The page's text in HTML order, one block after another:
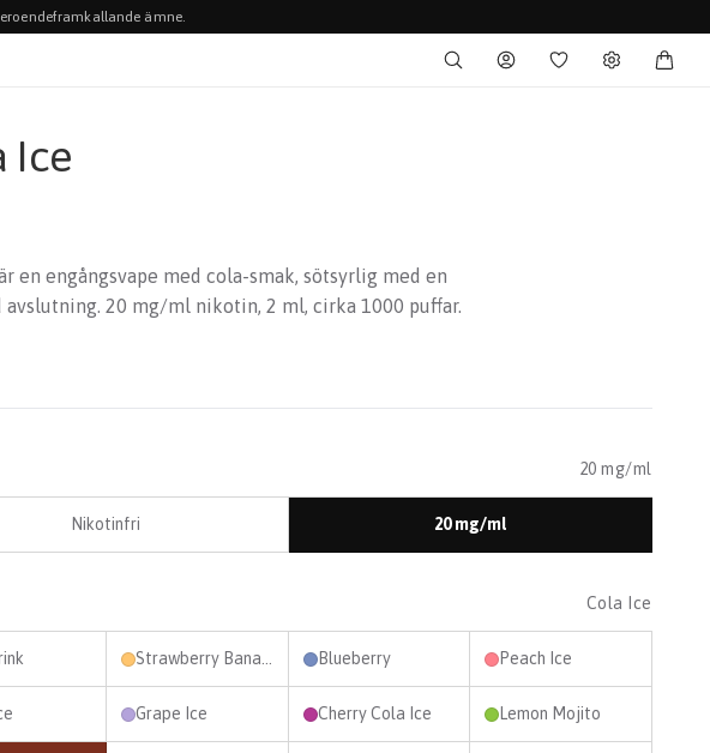
ämne.
Ice
en engångsvape med cola-smak, sötsyrlig med en
avslutning. 20 mg/ml nikotin, 2 ml, cirka 1000 puffar.
20 mg/ml
Nikotinfri 20 mg/ml
Cola Ice
Blueberry Peach Ice
Grape Ice Cherry Cola Ice Lemon Mojito